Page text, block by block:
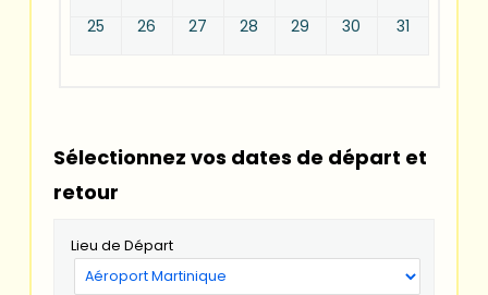
25
26 27 28 29 30 31
Sélectionnez vos dates de départ et
retour
Lieu de Départ